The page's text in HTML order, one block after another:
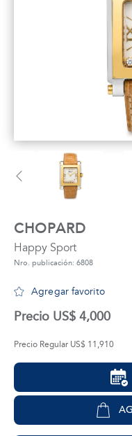
CHOPARD
Happy Sport
Nro. publicación: 6808
Agregar favorito
Precio US$ 4,000
Precio Regular US$ 11,910